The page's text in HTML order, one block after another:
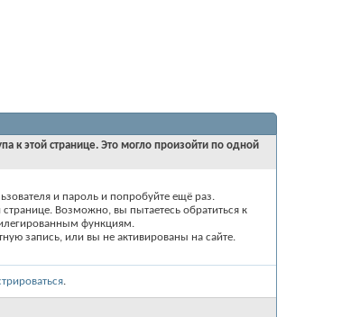
к этой странице. Это могло произойти по одной
и пароль и попробуйте ещё раз.
Возможно, вы пытаетесь обратиться к
функциям.
запись, или вы не активированы на сайте.
.